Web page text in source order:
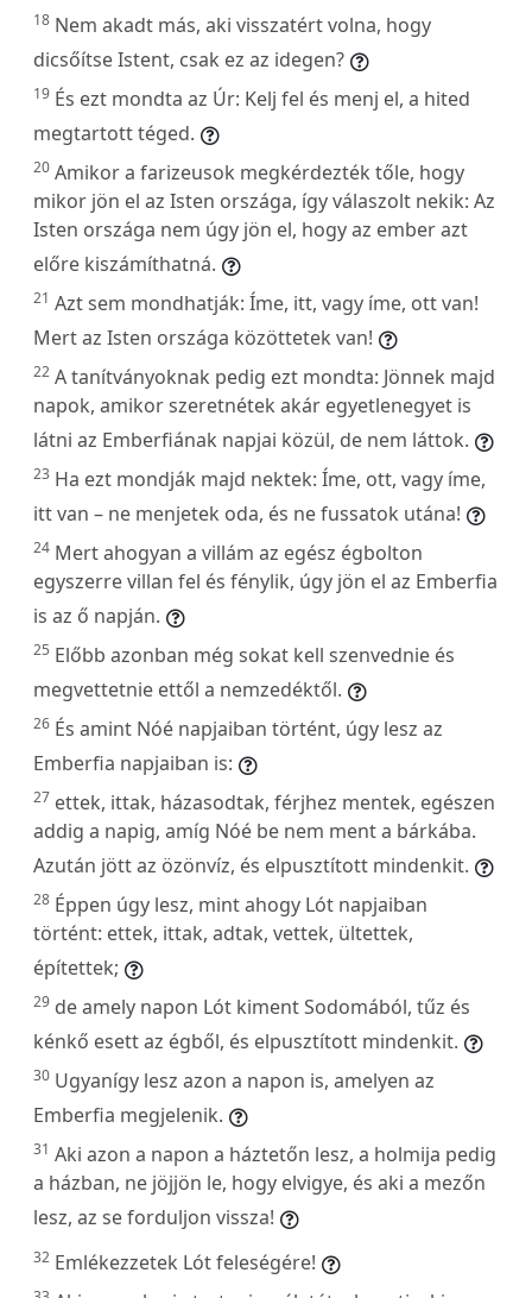
18 Nem akadt más, aki visszatért volna, hogy
dicsőítse Istent, csak ez az idegen?
19 És ezt mondta az Úr: Kelj fel és menj el, a hited
megtartott téged.
20 Amikor a farizeusok megkérdezték tőle, hogy
mikor jön el az Isten országa, így válaszolt nekik: Az
Isten országa nem úgy jön el, hogy az ember azt
előre kiszámíthatná.
21 Azt sem mondhatják: Íme, itt, vagy íme, ott van!
Mert az Isten országa közöttetek van!
22 A tanítványoknak pedig ezt mondta: Jönnek majd
napok, amikor szeretnétek akár egyetlenegyet is
látni az Emberfiának napjai közül, de nem láttok.
23 Ha ezt mondják majd nektek: Íme, ott, vagy íme,
itt van – ne menjetek oda, és ne fussatok utána!
24 Mert ahogyan a villám az egész égbolton
egyszerre villan fel és fénylik, úgy jön el az Emberfia
is az ő napján.
25 Előbb azonban még sokat kell szenvednie és
megvettetnie ettől a nemzedéktől.
26 És amint Nóé napjaiban történt, úgy lesz az
Emberfia napjaiban is:
27 ettek, ittak, házasodtak, férjhez mentek, egészen
addig a napig, amíg Nóé be nem ment a bárkába.
Azután jött az özönvíz, és elpusztított mindenkit.
28 Éppen úgy lesz, mint ahogy Lót napjaiban
történt: ettek, ittak, adtak, vettek, ültettek,
építettek;
29 de amely napon Lót kiment Sodomából, tűz és
kénkő esett az égből, és elpusztított mindenkit.
30 Ugyanígy lesz azon a napon is, amelyen az
Emberfia megjelenik.
31 Aki azon a napon a háztetőn lesz, a holmija pedig
a házban, ne jöjjön le, hogy elvigye, és aki a mezőn
lesz, az se forduljon vissza!
32 Emlékezzetek Lót feleségére!